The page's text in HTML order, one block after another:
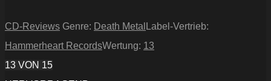
CD-Reviews Genre: Death Metal Label-Vertrieb:
Hammerheart RecordsWertung: 13
13 VON 15